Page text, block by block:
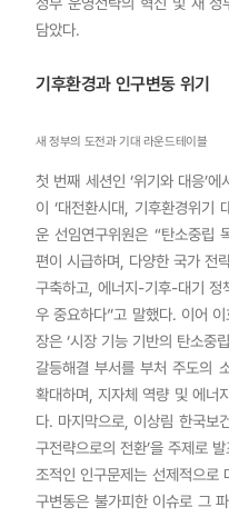
담았다.
기후환경과 인구변동 위기
새 정부의 도전과 기대 라운드테이블
첫 번째 세션인 ‘위기와 대응’
이 ‘대전환시대, 기후환경위기
운 선임연구위원은 “탄소중립
편이 시급하며, 다양한 국가 전
구축하고, 에너지-기후-대기 정
우 중요하다”고 말했다. 이어
장은 ‘시장 기능 기반의 탄소중
갈등해결 부서를 부처 주도의
확대하며, 지자체 역량 및 에너
다. 마지막으로, 이상림 한국보
구전략으로의 전환’을 주제로
조적인 인구문제는 선제적으로
구변동은 불가피한 이슈로 그